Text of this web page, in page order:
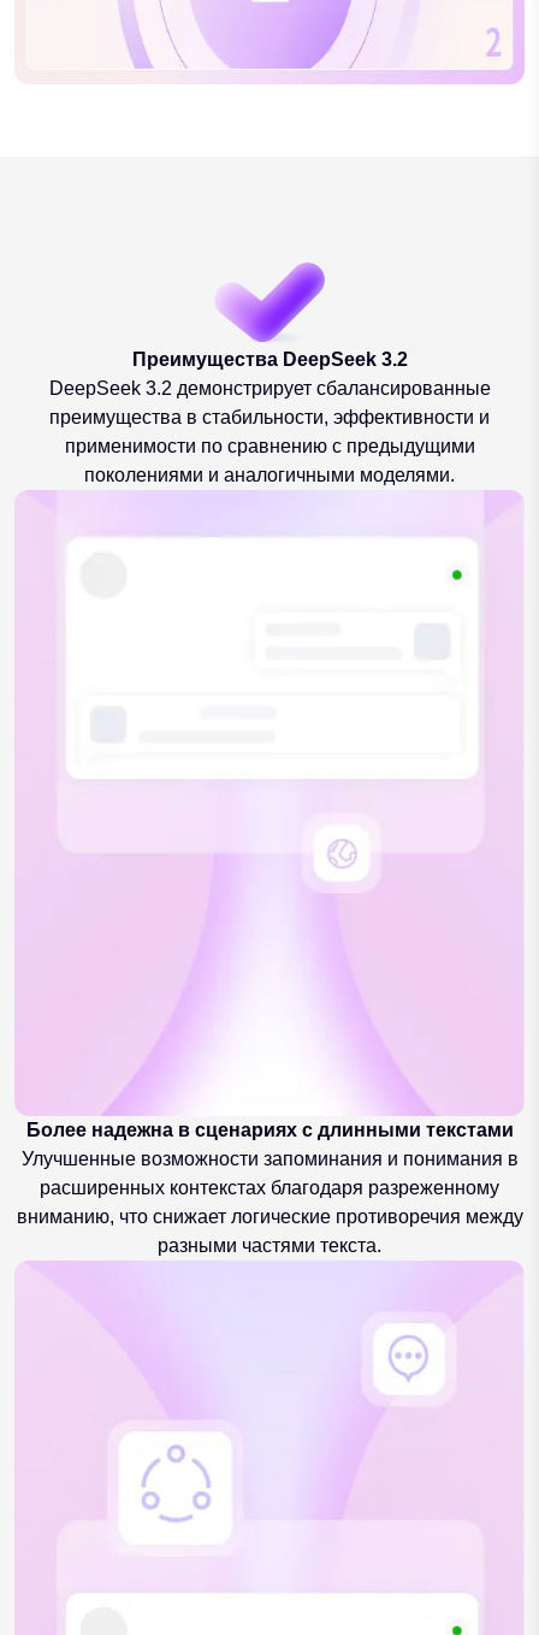
Преимущества DeepSeek 3.2
DeepSeek 3.2 демонстрирует сбалансированные
преимущества в стабильности, эффективности и
применимости по сравнению с предыдущими
поколениями и аналогичными моделями.
Более надежна в сценариях с длинными текстами
Улучшенные возможности запоминания и понимания в
расширенных контекстах благодаря разреженному
вниманию, что снижает логические противоречия между
разными частями текста.